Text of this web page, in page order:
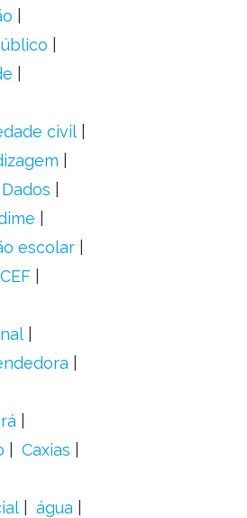
civil
Dados
escolar
Caxias
água